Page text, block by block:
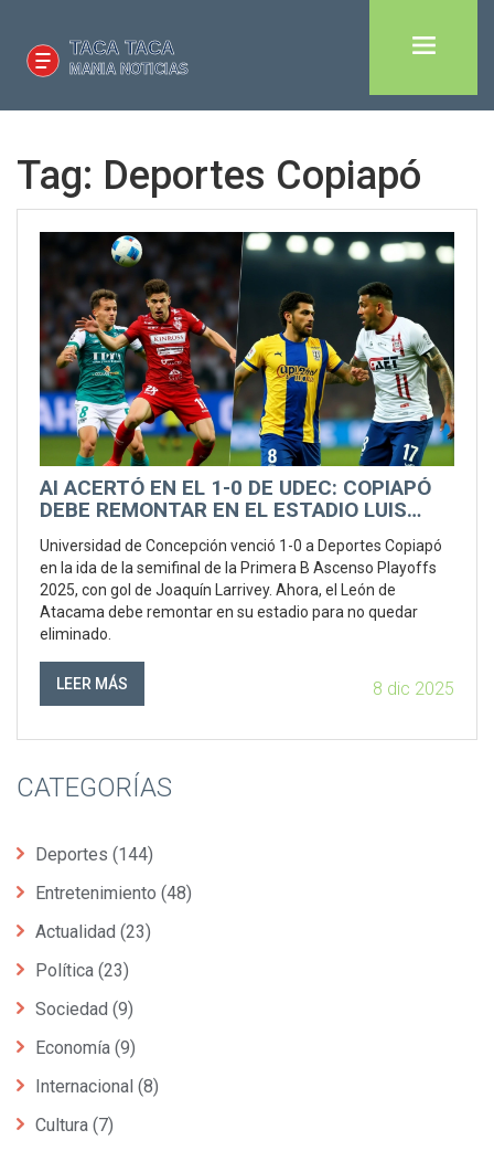
Tag: Deportes Copiapó
AI ACERTÓ EN EL 1-0 DE UDEC: COPIAPÓ
DEBE REMONTAR EN EL ESTADIO LUIS
Universidad de Concepción venció 1-0 a Deportes Copiapó
en la ida de la semifinal de la Primera B Ascenso Playoffs
2025, con gol de Joaquín Larrivey. Ahora, el León de
Atacama debe remontar en su estadio para no quedar
eliminado.
LEER MÁS 8 dic 2025
CATEGORÍAS
Deportes (144)
Entretenimiento (48)
Actualidad (23)
Política (23)
Sociedad (9)
Economía (9)
Internacional (8)
Cultura (7)